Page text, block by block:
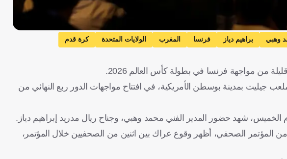
وهبي براهيم دياز فرنسا المغرب الولايات المتحدة كرة قدم
من مواجهة فرنسا في بطولة كأس العالم 2026.
جيليت بمدينة بوسطن الأمريكية، في افتتاح مواجهات الدور ربع النهائي من
شهد حضور المدير الفني محمد وهبي، وجناح ريال مدريد إبراهيم دياز.
الصحفي، أظهر وقوع عراك بين اثنين من الصحفيين خلال المؤتمر،